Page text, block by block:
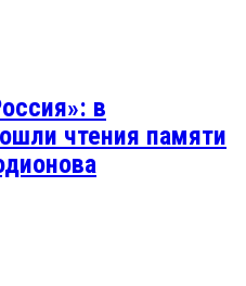
в
чтения памяти